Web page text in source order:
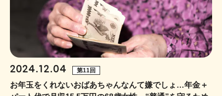
2024.12.04 第11回
お年玉をくれないおばあちゃんなんて嫌でしょ…年金＋